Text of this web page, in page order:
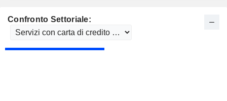
Confronto Settoriale: